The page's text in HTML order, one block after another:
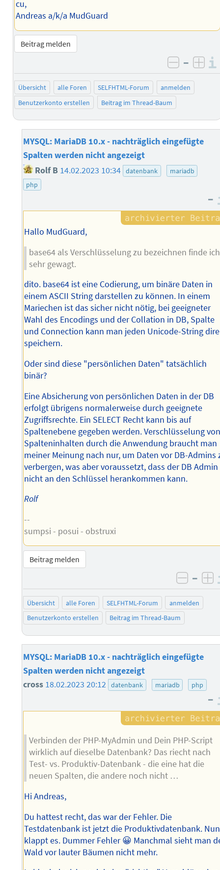
cu,
Andreas a/k/a MudGuard
Beitrag melden
negativ
–
Übersicht alle Foren SELFHTML-Forum
anmelden
Benutzerkonto erstellen
Beitrag im Thread-Baum
MYSQL: MariaDB 10.x - nachträglich eingefügte
Spalten werden nicht angezeigt
Rolf B 14.02.2023 10:34 datenbank
mariadb
php
–
Hallo MudGuard,
base64 als Verschlüsselung zu bezeichnen finde ich
sehr gewagt.
dito. base64 ist eine Codierung, um binäre Daten in
einem ASCII String darstellen zu können. In einem
Mariechen ist das sicher nicht nötig, bei geeigneter
Wahl des Encodings und der Collation in DB, Spalte
und Connection kann man jeden Unicode-String
speichern.
Oder sind diese "persönlichen Daten" tatsächlich
binär?
Eine Absicherung von persönlichen Daten in der DB
erfolgt übrigens normalerweise durch geeignete
Zugriffsrechte. Ein SELECT Recht kann bis auf
Spaltenebene gegeben werden. Verschlüsselung
Spalteninhalten durch die Anwendung braucht man
meiner Meinung nach nur, um Daten vor DB-Admins
verbergen, was aber voraussetzt, dass der DB Admin
nicht an den Schlüssel herankommen kann.
Rolf
--
sumpsi - posui - obstruxi
Beitrag melden
–
Übersicht alle Foren SELFHTML-Forum
anmelden
Benutzerkonto erstellen
Beitrag im Thread-Baum
MYSQL: MariaDB 10.x - nachträglich eingefügte
Spalten werden nicht angezeigt
cross 18.02.2023 20:12 datenbank mariadb php
–
Verbinden der PHP-MyAdmin und Dein PHP-Script
wirklich auf dieselbe Datenbank? Das riecht nach
Test- vs. Produktiv-Datenbank - die eine hat die
neuen Spalten, die andere noch nicht …
Hi Andreas,
Du hattest recht, das war der Fehler. Die
Testdatenbank ist jetzt die Produktivdatenbank. Nun
klappt es. Dummer Fehler 😀 Manchmal sieht man
Wald vor lauter Bäumen nicht mehr.